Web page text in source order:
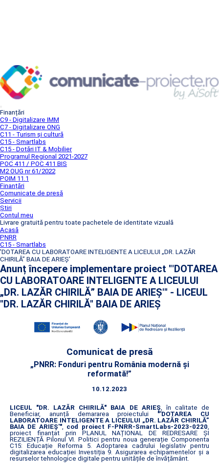
Finanțări
C9 - Digitalizare IMM
C7 - Digitalizare ONG
C11 - Turism și cultură
C15 - Smartlabs
C15 - Dotări IT & Mobilier
Programul Regional 2021-2027
POC 411 / POC 411 BIS
M2 OUG nr 61/2022
POIM 11.1
Finanțări
Comunicate de presă
Servicii
Știri
Contul meu
Livrare gratuită pentru toate pachetele de identitate vizuală
Acasă
PNRR
C15 - Smartlabs
'DOTAREA CU LABORATOARE INTELIGENTE A LICEULUI „DR. LAZĂR
CHIRILĂ” BAIA DE ARIEȘ'
Anunț începere implementare proiect "'DOTAREA
CU LABORATOARE INTELIGENTE A LICEULUI
„DR. LAZĂR CHIRILĂ” BAIA DE ARIEȘ'" - LICEUL
"DR. LAZĂR CHIRILĂ" BAIA DE ARIEŞ
Comunicat de presă
„PNRR: Fonduri pentru România modernă și
reformată!”
10.12.2023
LICEUL "DR. LAZĂR CHIRILĂ" BAIA DE ARIEŞ, în calitate de
Beneficiar, anunță demararea proiectului "'DOTAREA CU
LABORATOARE INTELIGENTE A LICEULUI „DR. LAZĂR CHIRILĂ”
BAIA DE ARIEȘ'", cod proiect F-PNRR-SmartLabs-2023-0220,
proiect finanțat prin PLANUL NAȚIONAL DE REDRESARE ȘI
REZILIENȚĂ Pilonul VI. Politici pentru noua generație Componenta
C15: Educație Reforma 5. Adoptarea cadrului legislativ pentru
digitalizarea educației Investiția 9. Asigurarea echipamentelor și a
resurselor tehnologice digitale pentru unitățile de învățământ.